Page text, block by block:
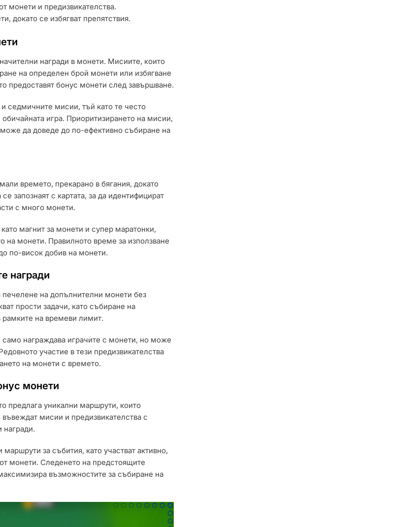
монети и предизвикателства.
докато се избягват препятствия.
награди в монети. Мисиите, които
на определен брой монети или избягване
предоставят бонус монети след завършване.
седмичните мисии, тъй като те често
игра. Приоритизирането на мисии,
може да доведе до по-ефективно събиране на
времето, прекарано в бягания, докато
запознаят с картата, за да идентифицират
с много монети.
магнит за монети и супер маратонки,
на монети. Правилното време за използване
по-висок добив на монети.
награди
печелене на допълнителни монети без
прости задачи, като събиране на
на времеви лимит.
награждава играчите с монети, но може
участие в тези предизвикателства
на монети с времето.
монети
предлага уникални маршрути, които
мисии и предизвикателства с
награди.
за събития, като участват активно,
монети. Следенето на предстоящите
възможностите за събиране на